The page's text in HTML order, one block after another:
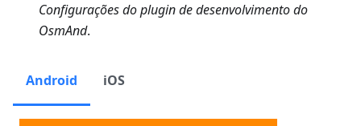
Configurações do plugin de desenvolvimento do
OsmAnd.
Android iOS